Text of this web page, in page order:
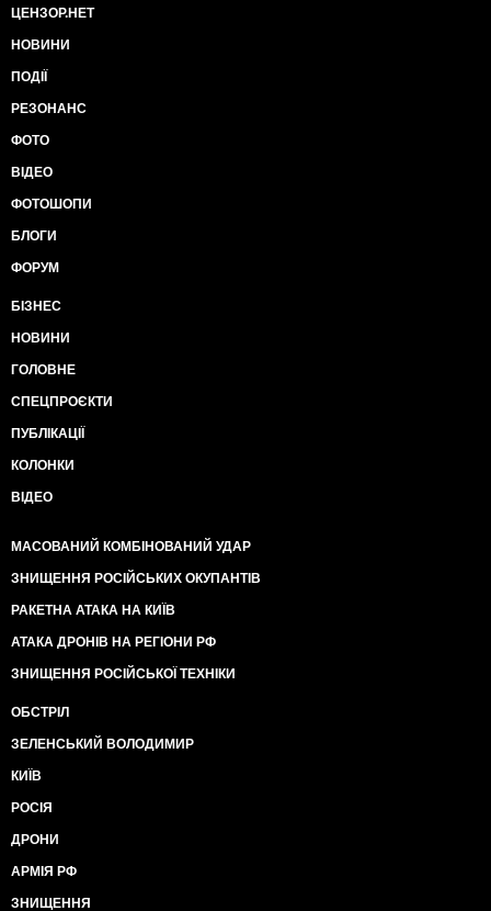
ЦЕНЗОР.НЕТ
НОВИНИ
ПОДІЇ
РЕЗОНАНС
ФОТО
ВІДЕО
ФОТОШОПИ
БЛОГИ
ФОРУМ
БІЗНЕС
НОВИНИ
ГОЛОВНЕ
СПЕЦПРОЄКТИ
ПУБЛІКАЦІЇ
КОЛОНКИ
ВІДЕО
МАСОВАНИЙ КОМБІНОВАНИЙ УДАР
ЗНИЩЕННЯ РОСІЙСЬКИХ ОКУПАНТІВ
РАКЕТНА АТАКА НА КИЇВ
АТАКА ДРОНІВ НА РЕГІОНИ РФ
ЗНИЩЕННЯ РОСІЙСЬКОЇ ТЕХНІКИ
ОБСТРІЛ
ЗЕЛЕНСЬКИЙ ВОЛОДИМИР
КИЇВ
РОСІЯ
ДРОНИ
АРМІЯ РФ
ЗНИЩЕННЯ